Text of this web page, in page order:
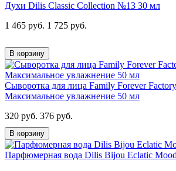
Духи Dilis Classic Collection №13 30 мл
1 465 руб. 1 725 руб.
В корзину
Сыворотка для лица Family Forever
Максимальное увлажнение 50 мл
320 руб. 376 руб.
В корзину
Парфюмерная вода Dilis Bijou Eclatic